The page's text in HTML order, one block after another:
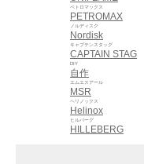
PETROMAX
ペトロマックス
Nordisk
ノルディスク
CAPTAIN STAG
キャプテンスタッグ
自作
DIY
MSR
エムエスアール
Helinox
ヘリノックス
HILLEBERG
ヒルバーグ